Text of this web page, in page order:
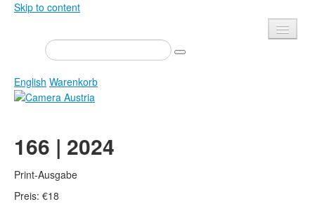
Skip to content
Presse
Veranstaltungen
Newsletter
Über uns
Ausschreibungen
Shop
English Warenkorb
Zeitschrift
Ausstellungen
Bücher
166 | 2024
Print-Ausgabe
Preis: €18